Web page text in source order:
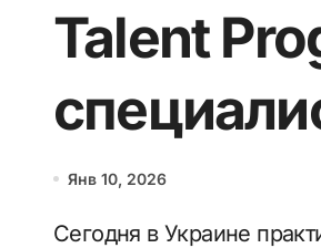
Talent
Янв 10, 2026
Сегодня в Украине практически отсутствует профильное образование в сфере